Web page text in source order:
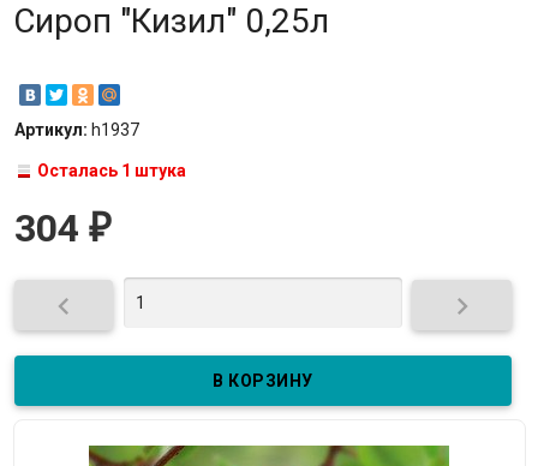
Сироп "Кизил" 0,25л
Артикул: h1937
Осталась 1 штука
304 ₽
 